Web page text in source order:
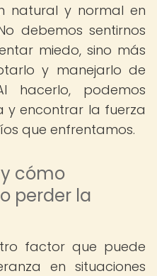
natural y normal en
debemos sentirnos
miedo, sino más
y manejarlo de
hacerlo, podemos
y encontrar la fuerza
que enfrentamos.
cómo
perder la
factor que puede
en situaciones